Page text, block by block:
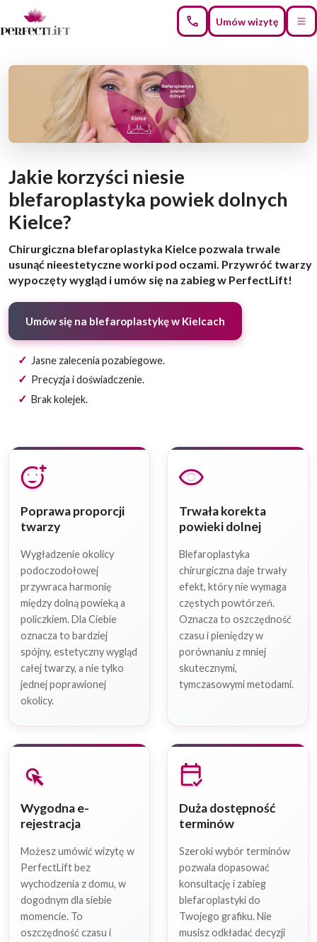
Umów wizytę
Jakie korzyści niesie
blefaroplastyka powiek dolnych
Kielce?
Chirurgiczna blefaroplastyka Kielce pozwala trwale
usunąć nieestetyczne worki pod oczami. Przywróć twarzy
wypoczęty wygląd i umów się na zabieg w PerfectLift!
Umów się na blefaroplastykę w Kielcach
Jasne zalecenia pozabiegowe.
Precyzja i doświadczenie.
Brak kolejek.
add_reaction
Poprawa proporcji
twarzy
Wygładzenie okolicy
podoczodołowej
przywraca harmonię
między dolną powieką a
policzkiem. Dla Ciebie
oznacza to bardziej
spójny, estetyczny wygląd
całej twarzy, a nie tylko
jednej poprawionej
okolicy.
visibility
Trwała korekta
powieki dolnej
Blefaroplastyka
chirurgiczna daje trwały
efekt, który nie wymaga
częstych powtórzeń.
Oznacza to oszczędność
czasu i pieniędzy w
porównaniu z mniej
skutecznymi,
tymczasowymi metodami.
left_click
Wygodna e-
rejestracja
Możesz umówić wizytę w
PerfectLift bez
wychodzenia z domu, w
dogodnym dla siebie
momencie. To
oszczędność czasu i
calendar_check
Duża dostępność
terminów
Szeroki wybór terminów
pozwala dopasować
konsultację i zabieg
blefaroplastyki do
Twojego grafiku. Nie
musisz odkładać decyzji